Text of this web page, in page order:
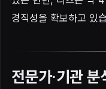
경직성을 확보하고 있
전문가·기관 분